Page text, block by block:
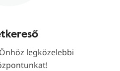
legközelebbi